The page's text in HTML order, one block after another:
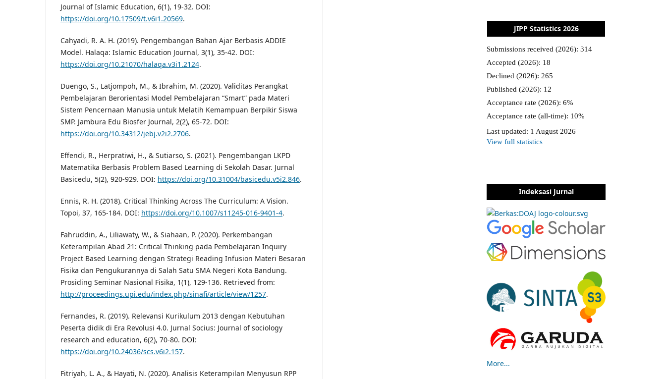
Journal of Islamic Education, 6(1), 19-32. DOI:
https://doi.org/10.17509/t.v6i1.20569.
Cahyadi, R. A. H. (2019). Pengembangan Bahan Ajar Berbasis ADDIE
Model. Halaqa: Islamic Education Journal, 3(1), 35-42. DOI:
https://doi.org/10.21070/halaqa.v3i1.2124.
Duengo, S., Latjompoh, M., & Ibrahim, M. (2020). Validitas Perangkat
Pembelajaran Berorientasi Model Pembelajaran “Smart” pada Materi
Sistem Pencernaan Manusia untuk Melatih Kemampuan Berpikir Siswa
SMP. Jambura Edu Biosfer Journal, 2(2), 65-72. DOI:
https://doi.org/10.34312/jebj.v2i2.2706.
Effendi, R., Herpratiwi, H., & Sutiarso, S. (2021). Pengembangan LKPD
Matematika Berbasis Problem Based Learning di Sekolah Dasar. Jurnal
Basicedu, 5(2), 920-929. DOI: https://doi.org/10.31004/basicedu.v5i2.846.
Ennis, R. H. (2018). Critical Thinking Across The Curriculum: A Vision.
Topoi, 37, 165-184. DOI: https://doi.org/10.1007/s11245-016-9401-4.
Fahruddin, A., Liliawaty, W., & Siahaan, P. (2020). Perkembangan
Keterampilan Abad 21: Critical Thinking pada Pembelajaran Inquiry
Project Based Learning dengan Strategi Reading Infusion Materi Besaran
Fisika dan Pengukurannya di Salah Satu SMA Negeri Kota Bandung.
Prosiding Seminar Nasional Fisika, 1(1), 129-136. Retrieved from:
http://proceedings.upi.edu/index.php/sinafi/article/view/1257.
Fernandes, R. (2019). Relevansi Kurikulum 2013 dengan Kebutuhan
Peserta didik di Era Revolusi 4.0. Jurnal Socius: Journal of sociology
research and education, 6(2), 70-80. DOI:
https://doi.org/10.24036/scs.v6i2.157.
Fitriyah, L. A., & Hayati, N. (2020). Analisis Keterampilan Menyusun RPP
JIPP Statistics 2026
Indeksasi Jurnal
More...